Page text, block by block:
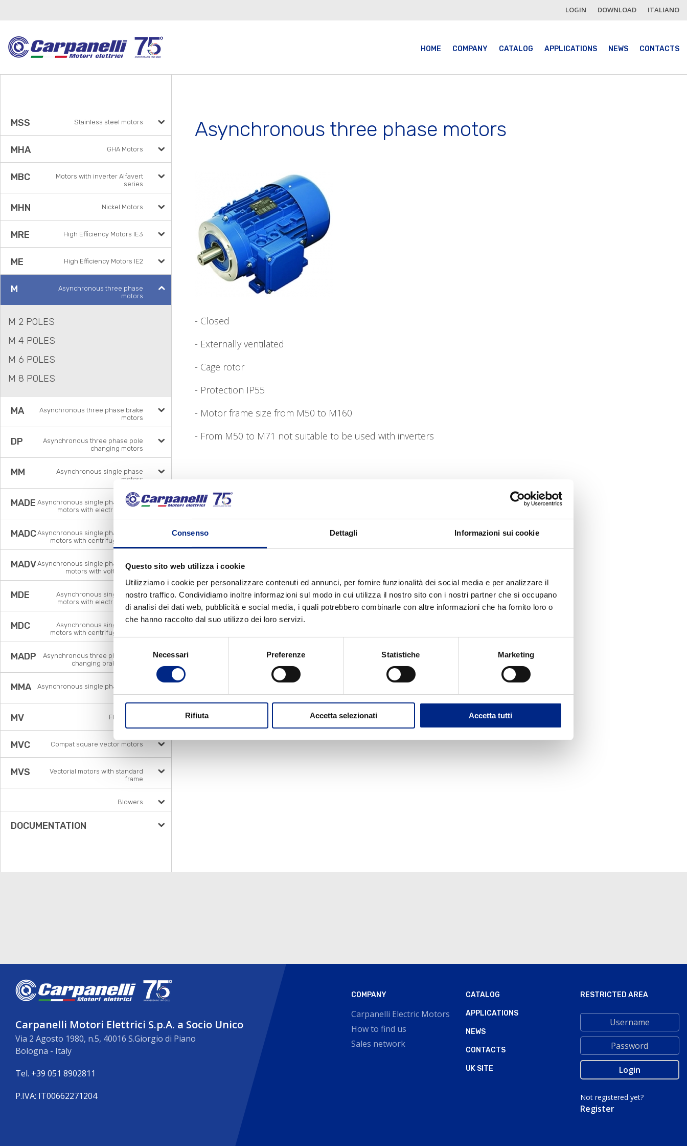
Consenso Dettagli Informazioni sui cookie
Questo sito web utilizza i cookie
Utilizziamo i cookie per personalizzare contenuti ed annunci, per fornire funzionalità dei social media e per analizzare il
nostro traffico. Condividiamo inoltre informazioni sul modo in cui utilizza il nostro sito con i nostri partner che si occupano
di analisi dei dati web, pubblicità e social media, i quali potrebbero combinarle con altre informazioni che ha fornito loro o
che hanno raccolto dal suo utilizzo dei loro servizi.
Selezione
del
consenso
Necessari Preferenze Statistiche Marketing
Rifiuta Accetta selezionati Accetta tutti
LOGIN DOWNLOAD ITALIANO
HOME COMPANY CATALOG APPLICATIONS NEWS CONTACTS
MSS Stainless steel motors
MHA GHA Motors
MBC
Motors with inverter Alfavert
series
MHN Nickel Motors
MRE High Efficiency Motors IE3
ME High Efficiency Motors IE2
M
Asynchronous three phase
motors
M 2 POLES
M 4 POLES
M 6 POLES
M 8 POLES
MA
Asynchronous three phase brake
motors
DP
Asynchronous three phase pole
changing motors
MM
Asynchronous single phase
motors
MADE Asynchronous single phase brake
motors with electronic relay
MADCAsynchronous single phase brake
motors with centrifugal switch
MADVAsynchronous single phase brake
motors with voltage relay
MDE
Asynchronous single phase
motors with electronic relay
MDC
Asynchronous single phase
motors with centrifugal switch
MADP
Asynchronous three phase pole
changing brake motors
MMA
Asynchronous single phase brake
motors
MV Flux vector
MVC Compat square vector motors
MVS
Vectorial motors with standard
frame
Blowers
DOCUMENTATION
Asynchronous three phase motors
- Closed
- Externally ventilated
- Cage rotor
- Protection IP55
- Motor frame size from M50 to M160
- From M50 to M71 not suitable to be used with inverters
Carpanelli Motori Elettrici S.p.A. a Socio Unico
Via 2 Agosto 1980, n.5, 40016 S.Giorgio di Piano
Bologna - Italy
Tel. +39 051 8902811
P.IVA: IT00662271204
COMPANY
Carpanelli Electric Motors
How to find us
Sales network
CATALOG
APPLICATIONS
NEWS
CONTACTS
UK SITE
RESTRICTED AREA
Not registered yet?
Register